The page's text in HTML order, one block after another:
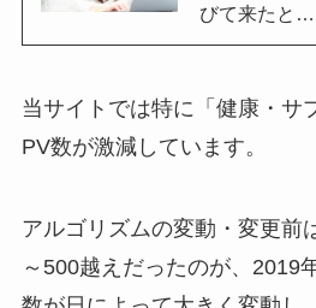
びて来たと…
当サイトでは特に「健康・サ
PV数が激減しています。
アルゴリズムの変動・変更前
～500越えだったのが、2019